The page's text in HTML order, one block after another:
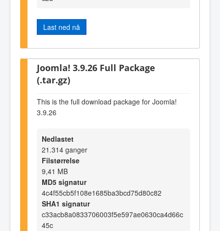
Last ned nå
Joomla! 3.9.26 Full Package
(.tar.gz)
This is the full download package for Joomla!
3.9.26
Nedlastet
21.314 ganger
Filstørrelse
9,41 MB
MD5 signatur
4c4f55cb5f108e1685ba3bcd75d80c82
SHA1 signatur
c33acb8a0833706003f5e597ae0630ca4d66c
45c